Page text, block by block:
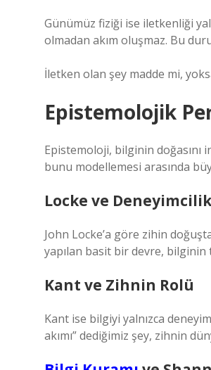
Günümüz fiziği ise iletkenliği
olmadan akım oluşmaz. Bu
İletken olan şey madde mi,
Epistemolojik
Epistemoloji, bilginin
bunu modellemesi arasında
Locke ve Deneyimcilik
John Locke’a göre zihin
yapılan basit bir devre, bilginin
Kant ve Zihnin Rolü
Kant ise bilgiyi yalnızca
akımı” dediğimiz şey, zihnin